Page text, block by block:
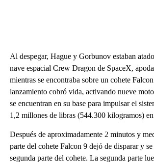
Al despegar, Hague y Gorbunov estaban
nave espacial Crew Dragon de SpaceX,
mientras se encontraba sobre un cohete
lanzamiento cobró vida, activando nueve
se encuentran en su base para impulsar el
1,2 millones de libras (544.300 kilogramos)
Después de aproximadamente 2 minutos y
parte del cohete Falcon 9 dejó de disparar y se
segunda parte del cohete. La segunda parte